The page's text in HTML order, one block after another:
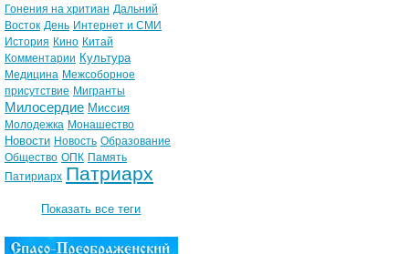
Гонения на хритиан Дальний
Восток День Интернет и СМИ
История Кино Китай
Комментарии Культура
Медицина Межсоборное
присутствие Мигранты
Милосердие Миссия
Молодежка Монашество
Новости Новость Образование
Общество ОПК Память
Патириарх Патриарх
Показать все теги